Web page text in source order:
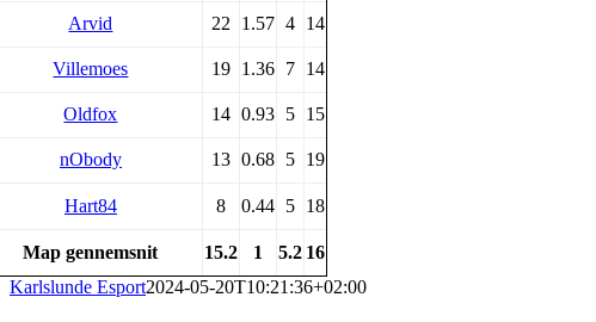
Arvid
22 1.57 4 14
Villemoes 19 1.36 7 14
Oldfox 14 0.93 5 15
nObody 13 0.68 5 19
Hart84 8 0.44 5 18
Map gennemsnit 15.2 1 5.2 16
Karlslunde Esport2024-05-20T10:21:36+02:00